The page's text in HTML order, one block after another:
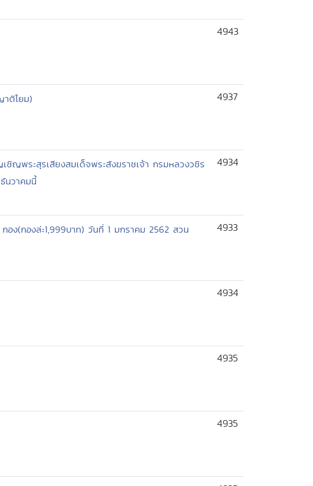
4943
ติโยม) 4937
ญพระสุรเสียงสมเด็จพระสังฆราชเจ้า กรมหลวงวชิร
นวาคมนี้
4934
ง(กองล่ะ1,999บาท) วันที่ 1 มกราคม 2562 สวน
4933
4934
4935
4935